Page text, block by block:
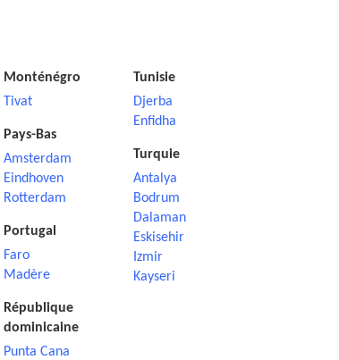
Monténégro
Tivat
Pays-Bas
Amsterdam
Eindhoven
Rotterdam
Portugal
Faro
Madère
République
dominicaine
Punta Cana
Tunisie
Djerba
Enfidha
Turquie
Antalya
Bodrum
Dalaman
Eskisehir
Izmir
Kayseri